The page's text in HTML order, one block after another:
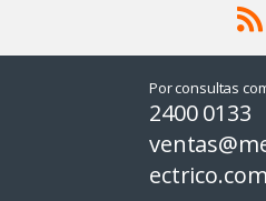
Por consultas
2400 0133